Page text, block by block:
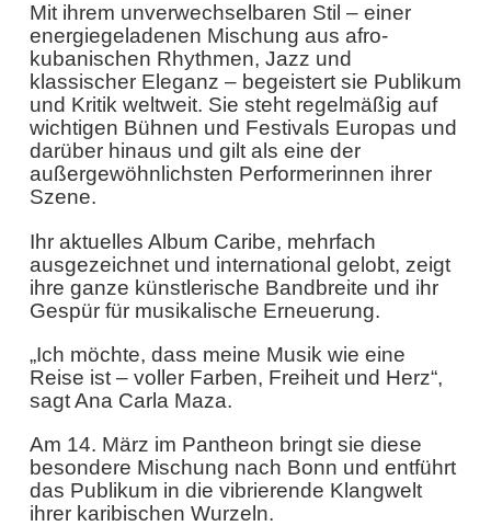
Mit ihrem unverwechselbaren Stil – einer
energiegeladenen Mischung aus afro-
kubanischen Rhythmen, Jazz und
klassischer Eleganz – begeistert sie Publikum
und Kritik weltweit. Sie steht regelmäßig auf
wichtigen Bühnen und Festivals Europas und
darüber hinaus und gilt als eine der
außergewöhnlichsten Performerinnen ihrer
Szene.
Ihr aktuelles Album Caribe, mehrfach
ausgezeichnet und international gelobt, zeigt
ihre ganze künstlerische Bandbreite und ihr
Gespür für musikalische Erneuerung.
„Ich möchte, dass meine Musik wie eine
Reise ist – voller Farben, Freiheit und Herz“,
sagt Ana Carla Maza.
Am 14. März im Pantheon bringt sie diese
besondere Mischung nach Bonn und entführt
das Publikum in die vibrierende Klangwelt
ihrer karibischen Wurzeln.